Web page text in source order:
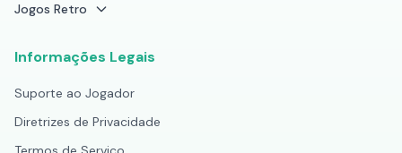
Jogos Retro
Informações Legais
Suporte ao Jogador
Diretrizes de Privacidade